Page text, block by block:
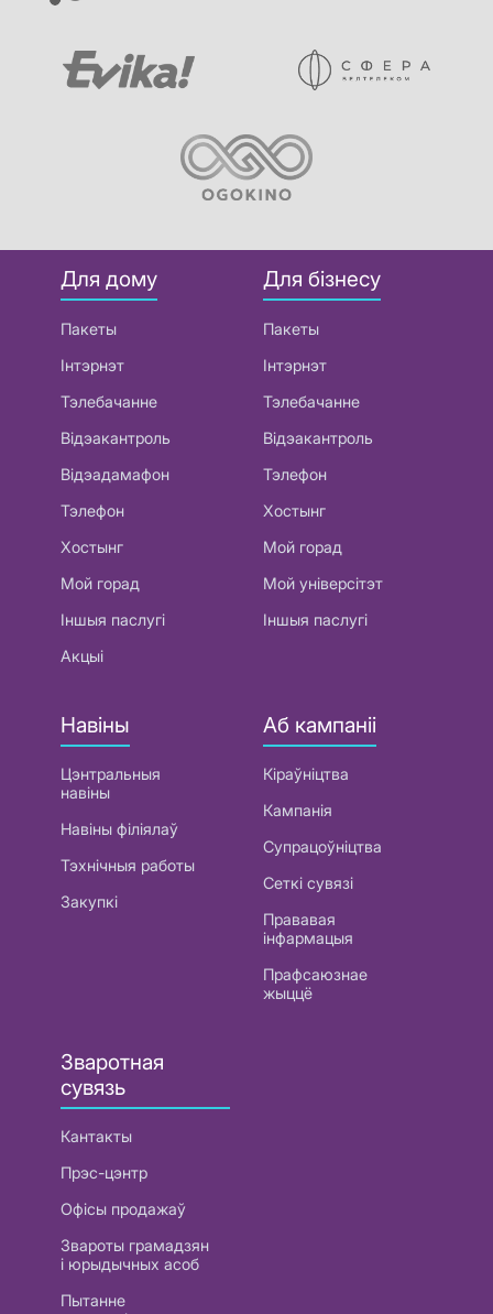
Для дому
Пакеты
Інтэрнэт
Тэлебачанне
Відэакантроль
Відэадамафон
Тэлефон
Хостынг
Мой горад
Іншыя паслугі
Акцыі
Для бізнесу
Пакеты
Інтэрнэт
Тэлебачанне
Відэакантроль
Тэлефон
Хостынг
Мой горад
Мой універсітэт
Іншыя паслугі
Навіны
Цэнтральныя
навіны
Навіны філіялаў
Тэхнічныя работы
Закупкі
Аб кампаніі
Кіраўніцтва
Кампанія
Супрацоўніцтва
Сеткі сувязі
Прававая
інфармацыя
Прафсаюзнае
жыццё
Зваротная
сувязь
Кантакты
Прэс-цэнтр
Офісы продажаў
Звароты грамадзян
і юрыдычных асоб
Пытанне